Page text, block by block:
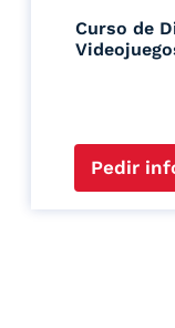
Curso de
Pedir